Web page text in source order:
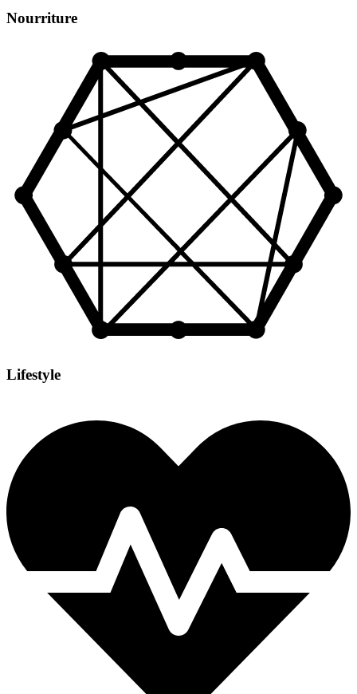
Nourriture
Lifestyle